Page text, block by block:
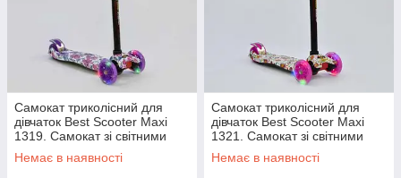
Самокат триколісний для
дівчаток Best Scooter Maxi
1319. Самокат зі світними
колесами
Немає в наявності
Самокат триколісний для
дівчаток Best Scooter Maxi
1321. Самокат зі світними
колесами
Немає в наявності